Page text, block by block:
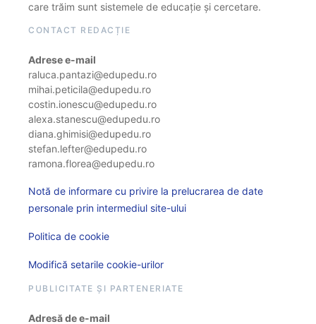
care trăim sunt sistemele de educație și cercetare.
CONTACT REDACȚIE
Adrese e-mail
raluca.pantazi@edupedu.ro
mihai.peticila@edupedu.ro
costin.ionescu@edupedu.ro
alexa.stanescu@edupedu.ro
diana.ghimisi@edupedu.ro
stefan.lefter@edupedu.ro
ramona.florea@edupedu.ro
Notă de informare cu privire la prelucrarea de date
personale prin intermediul site-ului
Politica de cookie
Modifică setarile cookie-urilor
PUBLICITATE ȘI PARTENERIATE
Adresă de e-mail